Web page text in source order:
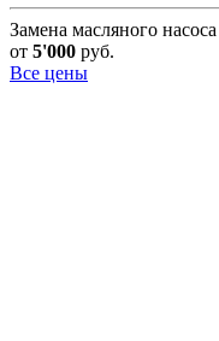
Замена масляного насоса
от 5'000 руб.
Все цены